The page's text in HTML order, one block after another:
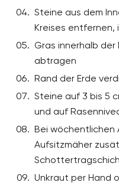
Steine aus dem
Kreises
Gras innerhalb der
abtragen
Rand der Erde
Steine auf 3 bis 5
und auf
Bei wöchentlichen
Aufsitzmäher
Unkraut per Hand